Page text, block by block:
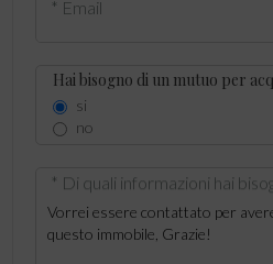
* Email
Hai bisogno di un mutuo per
si
no
* Di quali informazioni hai